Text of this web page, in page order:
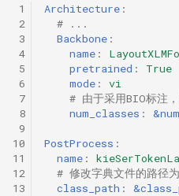
1
2
3
4
5
6
7
8
9
10
11
12
13
Architecture :
# ...
Backbone :
name :
pretrained :
True
mode :
vi
# 由于采用BIO标
num_classes :
PostProcess :
name :
# 修改字典文件的路径
class_path :